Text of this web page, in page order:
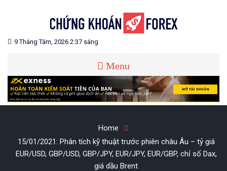
CHỨNG KHOÁN FOREX
Blog chia sẻ về Chứng Khoán và Forex
9 Tháng Tám, 2026 2:37 sáng
Menu
Home
15/01/2021: Phân tích kỹ thuật trước phiên châu Âu – tỷ giá
EUR/USD, GBP/USD, GBP/JPY, EUR/JPY, EUR/GBP, chỉ số Dax,
giá dầu Brent